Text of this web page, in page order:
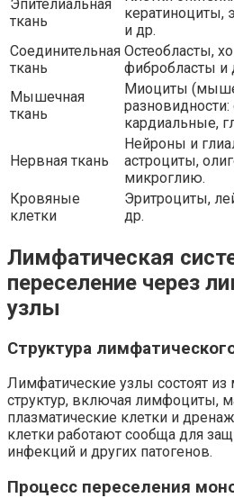
Эпителиальная
ткань
кератиноциты,
и др.
Соединительная
ткань
Остеобласты,
фибробласты и
Мышечная
ткань
Миоциты
кардиальные,
Нервная ткань
Нейроны и
астроциты,
микроглию.
Кровяные
клетки
Эритроциты,
др.
Лимфатическая
переселение через
узлы
Структура
Лимфатические узлы состоят
структур, включая лимфоциты,
плазматические клетки и
клетки работают сообща для
инфекций и других патогенов.
Процесс переселения